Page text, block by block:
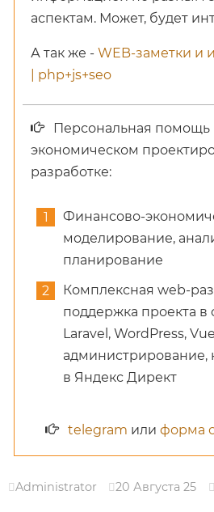
аспектам. Может, будет
А так же - WEB-заметки и
| php+js+seo
Персональная помощь
экономическом
разработке:
Финансово-
моделирование,
планирование
Комплексная web-
поддержка проекта в
Laravel, WordPress,
администрирование,
в Яндекс Директ
telegram или форма
Administrator 20 Августа 25